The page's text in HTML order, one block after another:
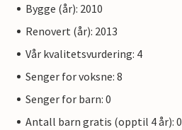
Bygge (år): 2010
Renovert (år): 2013
Vår kvalitetsvurdering: 4
Senger for voksne: 8
Senger for barn: 0
Antall barn gratis (opptil 4 år): 0